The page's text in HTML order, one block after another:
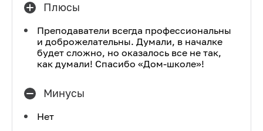
Плюсы
Преподаватели всегда профессиональны
и доброжелательны. Думали, в началке
будет сложно, но оказалось все не так,
как думали! Спасибо «Дом-школе»!
Минусы
Нет